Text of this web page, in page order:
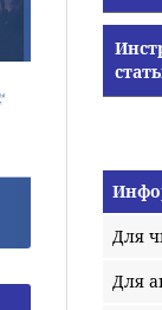
Для
Для